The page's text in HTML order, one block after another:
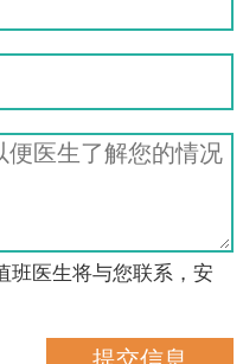
班医生将与您联系，安